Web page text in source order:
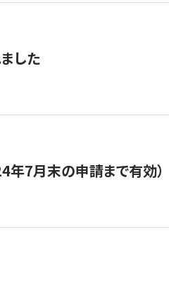
した
年7月末の申請まで有効）